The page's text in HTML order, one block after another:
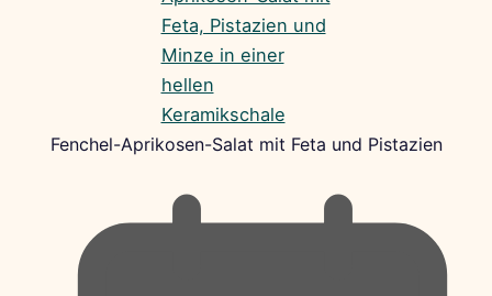
Fenchel-Aprikosen-Salat mit Feta und Pistazien